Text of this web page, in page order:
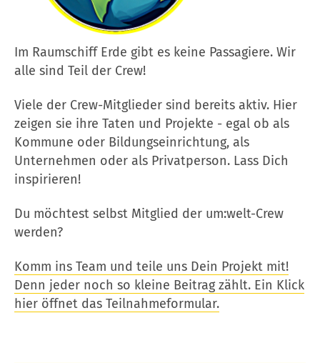
Im Raumschiff Erde gibt es keine Passagiere. Wir
alle sind Teil der Crew!
Viele der Crew-Mitglieder sind bereits aktiv. Hier
zeigen sie ihre Taten und Projekte - egal ob als
Kommune oder Bildungseinrichtung, als
Unternehmen oder als Privatperson. Lass Dich
inspirieren!
Du möchtest selbst Mitglied der um:welt-Crew
werden?
Komm ins Team und teile uns Dein Projekt mit!
Denn jeder noch so kleine Beitrag zählt. Ein Klick
hier öffnet das Teilnahmeformular.